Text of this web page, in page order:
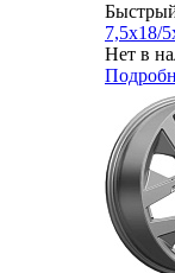
7,5x18/
Нет в